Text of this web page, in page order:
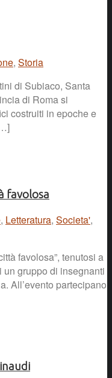
, Storia
di Subiaco, Santa
di Roma si
costruiti in epoche e
favolosa
, Letteratura, Societa',
favolosa”, tenutosi a
un gruppo di insegnanti
All’evento partecipano